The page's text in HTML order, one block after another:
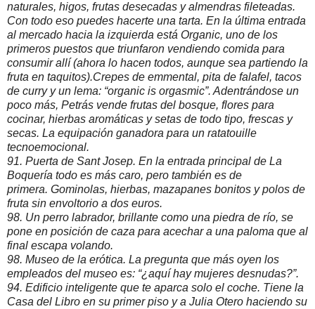
naturales, higos, frutas desecadas y almendras fileteadas.
Con todo eso puedes hacerte una tarta. En la última entrada
al mercado hacia la izquierda está Organic, uno de los
primeros puestos que triunfaron vendiendo comida para
consumir allí (ahora lo hacen todos, aunque sea partiendo la
fruta en taquitos).Crepes de emmental, pita de falafel, tacos
de curry y un lema: “organic is orgasmic”. Adentrándose un
poco más, Petrás vende frutas del bosque, flores para
cocinar, hierbas aromáticas y setas de todo tipo, frescas y
secas. La equipación ganadora para un ratatouille
tecnoemocional.
91. Puerta de Sant Josep. En la entrada principal de La
Boquería todo es más caro, pero también es de
primera. Gominolas, hierbas, mazapanes bonitos y polos de
fruta sin envoltorio a dos euros.
98. Un perro labrador, brillante como una piedra de río, se
pone en posición de caza para acechar a una paloma que al
final escapa volando.
98. Museo de la erótica. La pregunta que más oyen los
empleados del museo es: “¿aquí hay mujeres desnudas?”.
94. Edificio inteligente que te aparca solo el coche. Tiene la
Casa del Libro en su primer piso y a Julia Otero haciendo su